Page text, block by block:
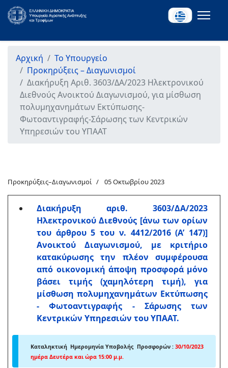
Αρχική
Το Υπουργείο
Προκηρύξεις – Διαγωνισμοί
Διακήρυξη Αριθ. 3603/ΔΑ/2023 Ηλεκτρονικού
Διεθνούς Ανοικτού Διαγωνισμού, για μίσθωση
πολυμηχανημάτων Εκτύπωσης-
Φωτοαντιγραφής-Σάρωσης των Κεντρικών
Υπηρεσιών του ΥΠΑΑΤ
Προκηρύξεις–Διαγωνισμοί 05 Οκτωβρίου 2023
Διακήρυξη αριθ. 3603/ΔΑ/2023
Ηλεκτρονικού Διεθνούς [άνω των ορίων
του άρθρου 5 του ν. 4412/2016 (Α’ 147)]
Ανοικτού Διαγωνισμού, με κριτήριο
κατακύρωσης την πλέον συμφέρουσα
από οικονομική άποψη προσφορά μόνο
βάσει τιμής (χαμηλότερη τιμή), για
μίσθωση πολυμηχανημάτων Εκτύπωσης
- Φωτοαντιγραφής - Σάρωσης των
Κεντρικών Υπηρεσιών του ΥΠΑΑΤ.
Καταληκτική Ημερομηνία Υποβολής Προσφορών :30/10/2023
ημέρα Δευτέρα και ώρα 15:00 μ.μ.